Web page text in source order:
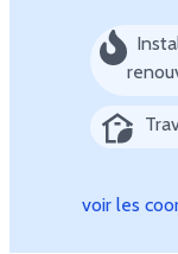
voir les